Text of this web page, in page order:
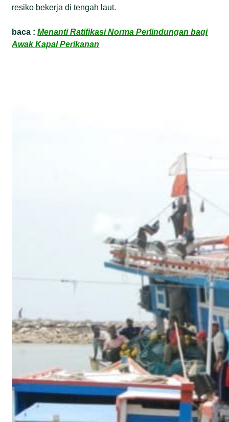
resiko bekerja di tengah laut.
baca :Menanti Ratifikasi Norma Perlindungan bagi
Awak Kapal Perikanan